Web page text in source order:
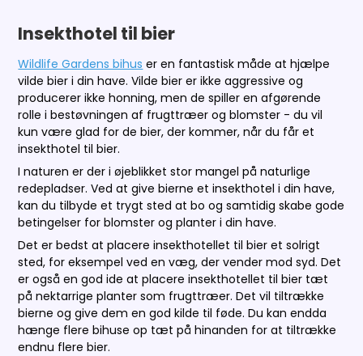
Insekthotel til bier
Wildlife Gardens bihus er en fantastisk måde at hjælpe
vilde bier i din have. Vilde bier er ikke aggressive og
producerer ikke honning, men de spiller en afgørende
rolle i bestøvningen af frugttræer og blomster - du vil
kun være glad for de bier, der kommer, når du får et
insekthotel til bier.
I naturen er der i øjeblikket stor mangel på naturlige
redepladser. Ved at give bierne et insekthotel i din have,
kan du tilbyde et trygt sted at bo og samtidig skabe gode
betingelser for blomster og planter i din have.
Det er bedst at placere insekthotellet til bier et solrigt
sted, for eksempel ved en væg, der vender mod syd. Det
er også en god ide at placere insekthotellet til bier tæt
på nektarrige planter som frugttræer. Det vil tiltrække
bierne og give dem en god kilde til føde. Du kan endda
hænge flere bihuse op tæt på hinanden for at tiltrække
endnu flere bier.